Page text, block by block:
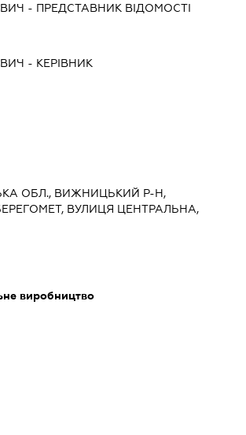
- ПРЕДСТАВНИК ВІДОМОСТІ
- КЕРІВНИК
ОБЛ., ВИЖНИЦЬКИЙ Р-Н,
ВУЛИЦЯ ЦЕНТРАЛЬНА,
виробництво